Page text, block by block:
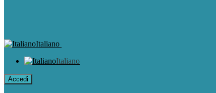
Italiano
Italiano
Accedi